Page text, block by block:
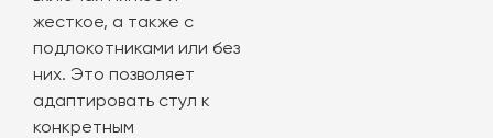
жесткое, а также с
подлокотниками или без
них. Это позволяет
адаптировать стул к
конкретным